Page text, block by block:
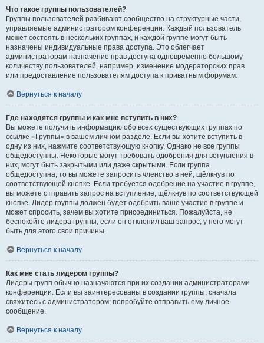
Что такое группы пользователей?
Группы пользователей разбивают сообщество на структурные части,
управляемые администратором конференции. Каждый пользователь
может состоять в нескольких группах, и каждой группе могут быть
назначены индивидуальные права доступа. Это облегчает
администраторам назначение прав доступа одновременно большому
количеству пользователей, например, изменение модераторских прав
или предоставление пользователям доступа к приватным форумам.
Вернуться к началу
Где находятся группы и как мне вступить в них?
Вы можете получить информацию обо всех существующих группах по
ссылке «Группы» в вашем личном разделе. Если вы хотите вступить в
одну из них, нажмите соответствующую кнопку. Однако не все группы
общедоступны. Некоторые могут требовать одобрения для вступления в
них, могут быть закрытыми или даже скрытыми. Если группа
общедоступна, то вы можете запросить членство в ней, щёлкнув по
соответствующей кнопке. Если требуется одобрение на участие в группе,
вы можете отправить запрос на вступление, щёлкнув по соответствующей
кнопке. Лидер группы должен будет одобрить ваше участие в группе и
может спросить, зачем вы хотите присоединиться. Пожалуйста, не
беспокойте лидера группы, если он отклонил ваш запрос; у него могут
быть для этого свои причины.
Вернуться к началу
Как мне стать лидером группы?
Лидеры групп обычно назначаются при их создании администраторами
конференции. Если вы заинтересованы в создании группы, сначала
свяжитесь с администратором; попробуйте отправить ему личное
сообщение.
Вернуться к началу